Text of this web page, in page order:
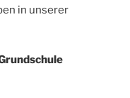
in unserer